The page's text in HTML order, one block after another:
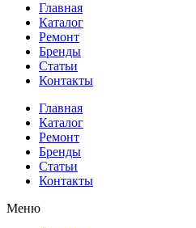
Главная
Каталог
Ремонт
Бренды
Статьи
Контакты
Главная
Каталог
Ремонт
Бренды
Статьи
Контакты
Меню